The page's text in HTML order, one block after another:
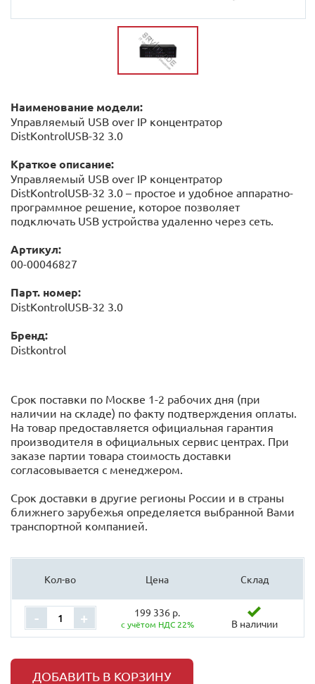
Наименование модели:
Управляемый USB over IP концентратор
DistKontrolUSB-32 3.0
Краткое описание:
Управляемый USB over IP концентратор
DistKontrolUSB-32 3.0 – простое и удобное аппаратно-
программное решение, которое позволяет
подключать USB устройства удаленно через сеть.
Артикул:
00-00046827
Парт. номер:
DistKontrolUSB-32 3.0
Бренд:
Distkontrol
Срок поставки по Москве 1-2 рабочих дня (при
наличии на складе) по факту подтверждения оплаты.
На товар предоставляется официальная гарантия
производителя в официальных сервис центрах. При
заказе партии товара стоимость доставки
согласовывается с менеджером.
Срок доставки в другие регионы России и в страны
ближнего зарубежья определяется выбранной Вами
транспортной компанией.
Кол-во Цена Склад
- + 199 336 р.
с учётом НДС 22% В наличии
ДОБАВИТЬ В КОРЗИНУ